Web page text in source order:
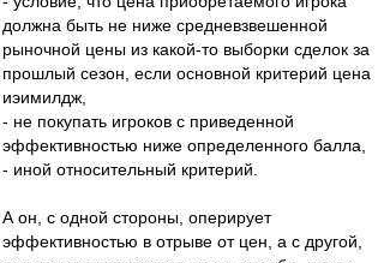
должна быть не ниже средневзвешенной
рыночной цены из какой-то выборки сделок за
прошлый сезон, если основной критерий цена
иэимилдж,
- не покупать игроков с приведенной
эффективностью ниже определенного балла,
- иной относительный критерий.
А он, с одной стороны, оперирует
эффективностью в отрыве от цен, а с другой,